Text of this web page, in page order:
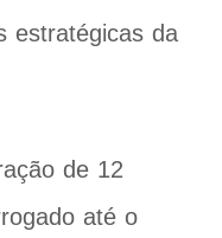
estratégicas da
de 12
até o